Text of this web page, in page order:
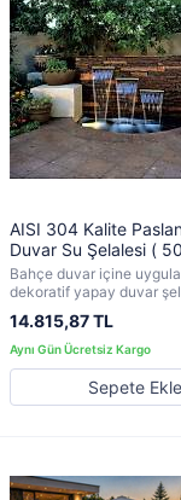
AISI 304 Kalite
Duvar Su Şelalesi (
Bahçe duvar içine
dekoratif yapay duvar
14.815,87 TL
Sepete Ekle